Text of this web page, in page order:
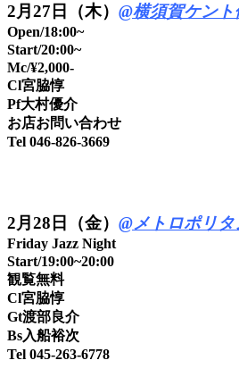
2月27日（木） @横須賀ケン
Open/18:00~
Start/20:00~
Mc/¥2,000-
Cl宮脇惇
Pf大村優介
お店お問い合わせ
Tel 046-826-3669
2月28日（金） @メトロポリ
Friday Jazz Night
Start/19:00~20:00
観覧無料
Cl宮脇惇
Gt渡部良介
Bs入船裕次
Tel 045-263-6778